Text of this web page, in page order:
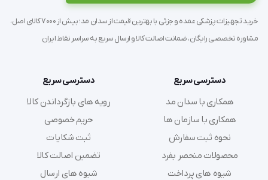
خرید تجهیزات پزشکی عمده و جزئی با بهترین قیمت از سدان مد؛ بیش از 7000 کالای اصل،
مشاوره تخصصی رایگان، ضمانت اصالت کالا و ارسال سریع به سراسر نقاط ایران
دسترسی سریع
همکاری با سدان مد
همکاری با سازمان ها
نحوه ثبت سفارش
محصولات منحصر بفرد
شیوه های پرداخت
دسترسی سریع
رویه های بازگرداندن کالا
حریم خصوصی
ثبت شکایات
تضمین اصالت کالا
شیوه های ارسال